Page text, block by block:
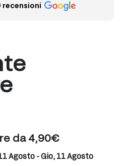
recensioni
da 4,90€
Agosto - Gio, 11 Agosto